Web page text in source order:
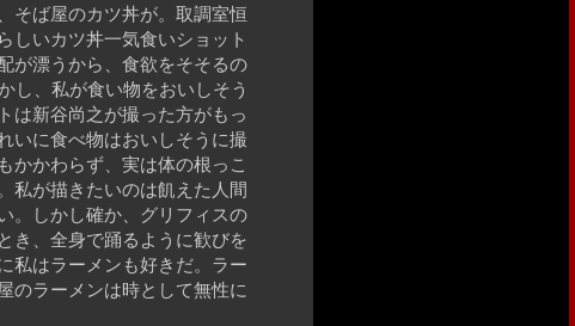
そば屋のカツ丼が。取調室恒
しいカツ丼一気食いショット
が漂うから、食欲をそそるの
し、私が食い物をおいしそう
は新谷尚之が撮った方がもっ
いに食べ物はおいしそうに撮
かかわらず、実は体の根っこ
私が描きたいのは飢えた人間
。しかし確か、グリフィスの
き、全身で踊るように歓びを
私はラーメンも好きだ。ラー
のラーメンは時として無性に